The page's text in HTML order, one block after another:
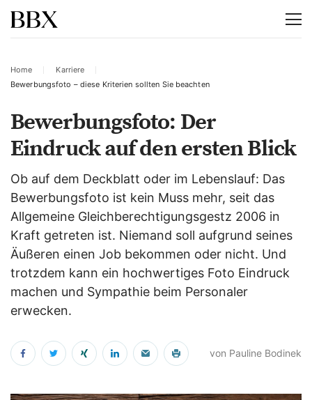
Home
Karriere
Bewerbungsfoto – diese Kriterien sollten Sie beachten
Bewerbungsfoto: Der
Eindruck auf den ersten Blick
Ob auf dem Deckblatt oder im Lebenslauf: Das
Bewerbungsfoto ist kein Muss mehr, seit das
Allgemeine Gleichberechtigungsgestz 2006 in
Kraft getreten ist. Niemand soll aufgrund seines
Äußeren einen Job bekommen oder nicht. Und
trotzdem kann ein hochwertiges Foto Eindruck
machen und Sympathie beim Personaler
erwecken.
von Pauline Bodinek